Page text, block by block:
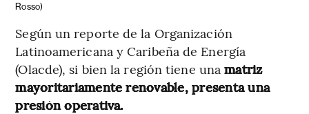
Rosso)
Según un reporte de la Organización
Latinoamericana y Caribeña de Energía
(Olacde), si bien la región tiene unamatriz
mayoritariamente renovable, presenta una
presión operativa.